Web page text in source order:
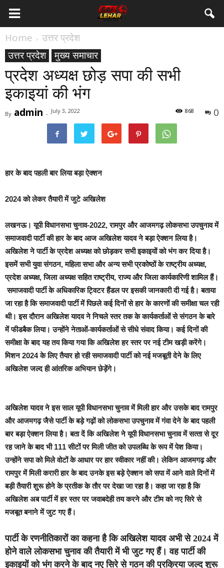
Home
उत्तर प्रदेश
उत्तर प्रदेश
मुख्य समाचार
प्रदेश अध्‍यक्ष छोड़ सपा की सभी
इकाइयां की भंग
By admin - July 3, 2022 0
868
हार के बाद पहली बार लिया बड़ा ऐक्‍शन
2024 को लेकर तैयारी में जुटे अखिलेश
लखनऊ।यूपी विधानसभा चुनाव-2022, रामपुर और आजमगढ़ लोकसभा उपचुनाव में
समाजवादी पार्टी की हार के बाद आज अखिलेश यादव ने बड़ा ऐक्‍शन लिया है।
अखिलेश ने पार्टी के प्रदेश अध्‍यक्ष को छोड़कर सभी इकाइयों को भंग कर दिया है।
इसमें सभी युवा संगठन, महिला सभा और अन्‍य सभी प्रकोष्‍ठों के राष्‍ट्रीय अध्‍यक्ष,
प्रदेश अध्‍यक्ष, जिला अध्‍यक्ष सहित राष्‍ट्रीय, राज्‍य और जिला कार्यकारिणी शामिल हैं।
समाजवादी पार्टी के अधिकारिक ट्विटर हैंडल पर इसकी जानकारी दी गई है। बताया
जा रहा है कि समाजवादी पार्टी में पिछले कई दिनों से हार के कारणों की समीक्षा चल रही
थी। इस दौरान अखिलेश यादव ने निचले स्‍तर तक के कार्यकर्ताओं से संगठन के बारे
में फीडबैक लिया। उन्‍होंने नेताओं-कार्यकर्ताओं से सीधे संवाद किया। कई दिनों की
समीक्षा के बाद यह तय किया गया कि अखिलेश हर स्‍तर पर नई टीम खड़ी करेंगे।
मिशन 2024 के लिए तैयार हो रही समाजवादी पार्टी को नई मजबूती देने के लिए
अखिलेश जल्‍द ही आंतरिक अभियान छेड़ेंगे।
अखिलेश यादव ने इस साल यूपी विधानसभा चुनाव में मिली हार और उसके बाद रामपुर
और आजमगढ़ जैसे पार्टी के बड़े गढ़ों को लोकसभा उपचुनाव में गंवा देने के बाद पहली
बार बड़ा ऐक्‍शन लिया है। बता दें कि अखिलेश ने यूपी विधानसभा चुनाव में सत्‍ता से दूर
रह जाने के बाद भी 111 सीटों पर मिली जीत को उपलब्धि के रूप में पेश किया।
उन्‍होंने सपा को मिले वोटों के आधार पर हार स्‍वीकार नहीं की। लेकिन आजमगढ़ और
रामपुर में मिली करारी हार के बाद उनके इस बड़े ऐक्‍शन को सपा में आने वाले दिनों में
बड़ी तैयारी शुरू होने के प्रतीक के तौर पर देखा जा रहा है। कहा जा रहा है कि
अखिलेश अब पार्टी में हर स्‍तर पर जवाबदेही तय करने और टीम को नए सिरे से
मजबूत बनाने में जुट गए हैं।
पार्टी के रणनीतिकारों का कहना है कि अखिलेश यादव अभी से 2024 में
होने वाले लोकसभा चुनाव की तैयारी में भी जुट गए हैं। वह पार्टी की
इकाइयों को भंग करने के बाद नए सिरे से गठन की प्रक्रिया जल्‍द शुरू